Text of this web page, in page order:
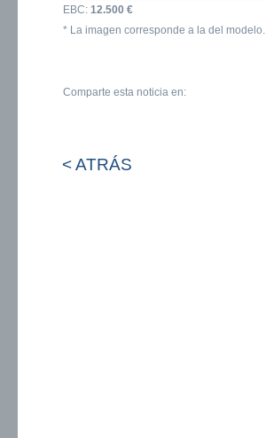
EBC: 12.500 €
* La imagen corresponde a la del modelo.
Comparte esta noticia en:
< ATRÁS